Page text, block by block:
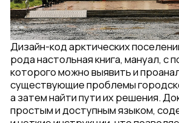
Мончегорскстал первым арктическим городом,
инициировавшим пилотирование Дизайн-кода